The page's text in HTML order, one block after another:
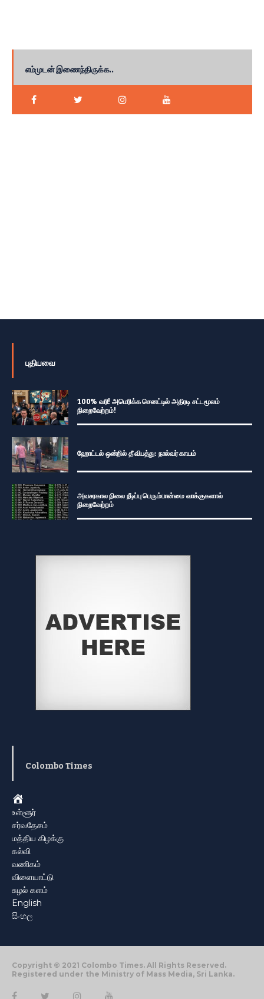
எம்முடன் இணைந்திருக்க..
புதியவை
100% வரி! அமெரிக்க செனட்டில் அதிரடி சட்டமூலம்
நிறைவேற்றம்!
ஹோட்டல் ஒன்றில் தீ விபத்து: நால்வர் காயம்
அவசரகால நிலை நீடிப்பு பெரும்பான்மை வாக்குகளால்
நிறைவேற்றம்
Colombo Times
உள்ளூர்
சர்வதேசம்
மத்திய கிழக்கு
கல்வி
வணிகம்
விளையாட்டு
சுழல் களம்
English
සිංහල
Copyright © 2021 Colombo Times. All Rights Reserved.
Registered under the Ministry of Mass Media, Sri Lanka.